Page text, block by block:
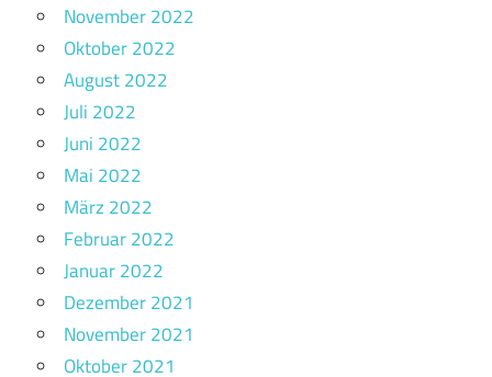
November 2022
Oktober 2022
August 2022
Juli 2022
Juni 2022
Mai 2022
März 2022
Februar 2022
Januar 2022
Dezember 2021
November 2021
Oktober 2021